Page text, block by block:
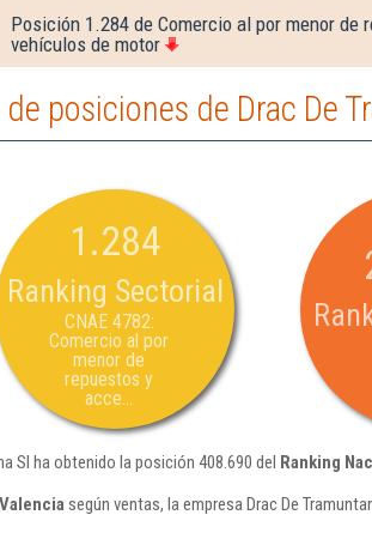
Posición 1.284 de Comercio al por menor de
vehículos de motor
posiciones de Drac De
1.284
Ranking Sectorial
CNAE 4782:
Comercio al por
menor de
repuestos y
acce...
Sl ha obtenido la posición 408.690 del Ranking
según ventas, la empresa Drac De